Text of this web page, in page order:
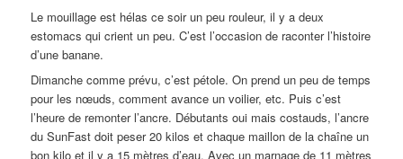
Le mouillage est hélas ce soir un peu rouleur, il y a deux
estomacs qui crient un peu. C’est l’occasion de raconter l’histoire
d’une banane.
Dimanche comme prévu, c’est pétole. On prend un peu de temps
pour les nœuds, comment avance un voilier, etc. Puis c’est
l’heure de remonter l’ancre. Débutants oui mais costauds, l’ancre
du SunFast doit peser 20 kilos et chaque maillon de la chaîne un
bon kilo et il y a 15 mètres d’eau. Avec un marnage de 11 mètres